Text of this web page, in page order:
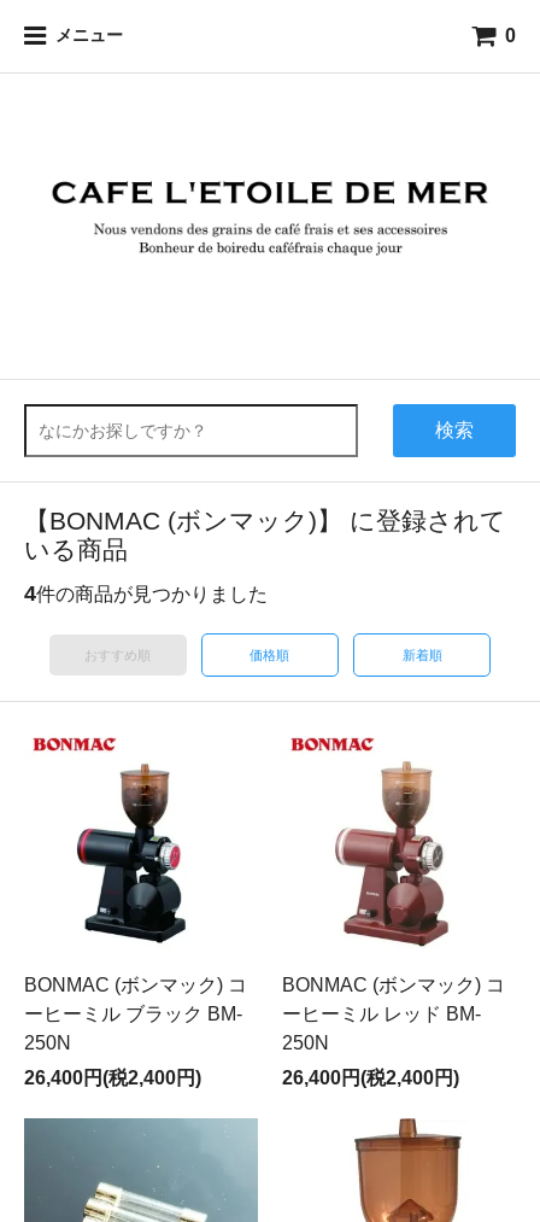
メニュー 0
検索
【BONMAC (ボンマック)】 に登録されて
いる商品
4件の商品が見つかりました
おすすめ順 価格順 新着順
BONMAC (ボンマック) コ
ーヒーミル ブラック BM-
250N
26,400円(税2,400円)
BONMAC (ボンマック) コ
ーヒーミル レッド BM-
250N
26,400円(税2,400円)